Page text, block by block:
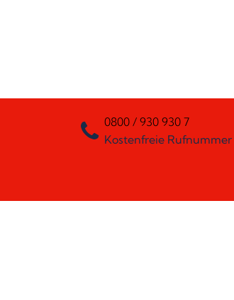
0800 / 930 930 7
Kostenfreie Rufnummer